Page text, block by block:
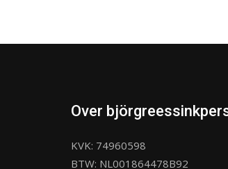
Over
KVK: 74960598
BTW: NL001864478B92